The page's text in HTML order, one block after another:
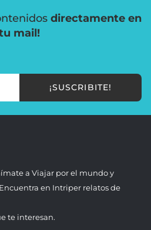
directamente en
mail!
¡SUSCRIBITE!
a Viajar por el mundo y
en Intriper relatos de
te interesan.